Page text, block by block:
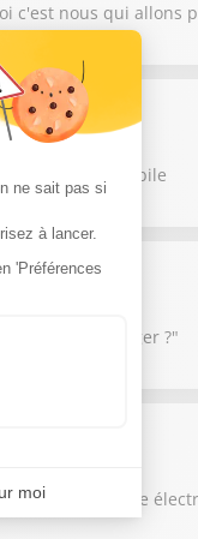
c'est nous qui allons
de l'automobile
ça va tout changer ?"
avec la Luce